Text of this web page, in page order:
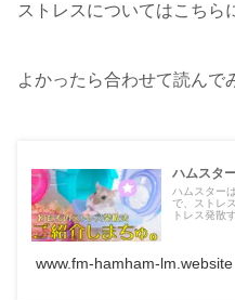
ストレスについてはこちら
よかったら合わせて読んで
ハムスタ
ハムスター
で、ストレ
トレス発散
www.fm-hamham-lm.website